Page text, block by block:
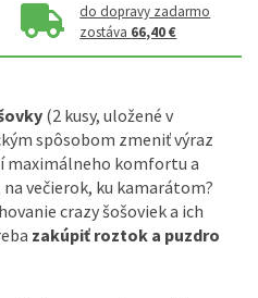
do dopravy zadarmo
zostáva 66,40 €
(2 kusy, uložené v
spôsobom zmeniť výraz
maximálneho komfortu a
večierok, ku kamarátom?
crazy šošoviek a ich
zakúpiť roztok a puzdro